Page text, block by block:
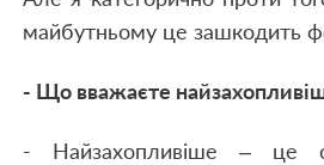
майбутньому це зашкодить
- Що вважаєте
- Найзахопливіше – це